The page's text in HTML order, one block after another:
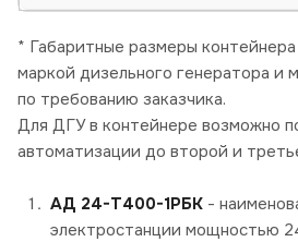
* Габаритные размеры
маркой дизельного генератора и
по требованию заказчика.
Для ДГУ в контейнере возможно
автоматизации до второй и
АД 24-Т400-1РБК -
электростанции мощностью